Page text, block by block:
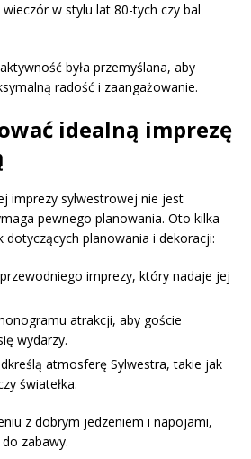
wieczór w stylu lat 80-tych czy bal
była przemyślana, aby
radość i zaangażowanie.
idealną imprezę
imprezy sylwestrowej nie jest
pewnego planowania. Oto kilka
dotyczących planowania i dekoracji:
imprezy, który nadaje jej
atrakcji, aby goście
wydarzy.
atmosferę Sylwestra, takie jak
światełka.
z dobrym jedzeniem i napojami,
zabawy.